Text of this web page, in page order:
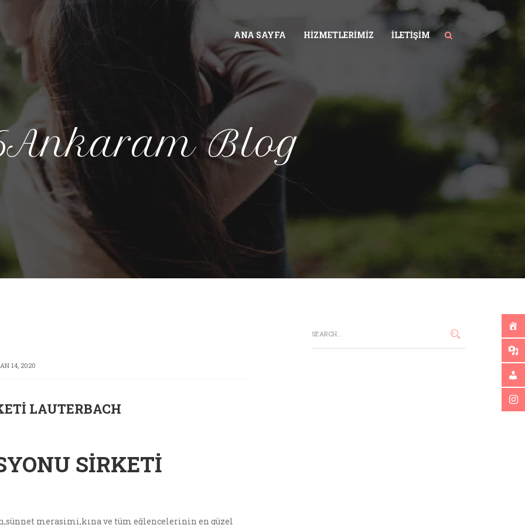
ANA SAYFA HIZMETLERIMIZ İLETIŞIM
Blog
14, 2020
LAUTERBACH
SIRKETI
merasimi,kına ve tüm eğlencelerinin en güzel